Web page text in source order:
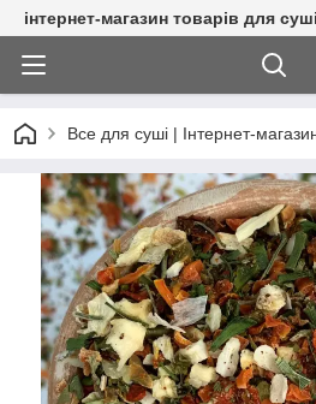
інтернет-магазин товарів для суші
Все для суші | Інтернет-